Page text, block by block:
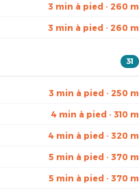
3 min à pied · 260 m
3 min à pied · 260 m
31
3 min à pied · 250 m
4 min à pied · 310 m
4 min à pied · 320 m
5 min à pied · 370 m
5 min à pied · 370 m